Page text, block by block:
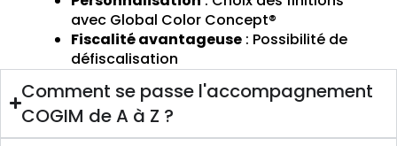
avec Global Color Concept®
Fiscalité avantageuse : Possibilité de
défiscalisation
Comment se passe l'accompagnement
COGIM de A à Z ?